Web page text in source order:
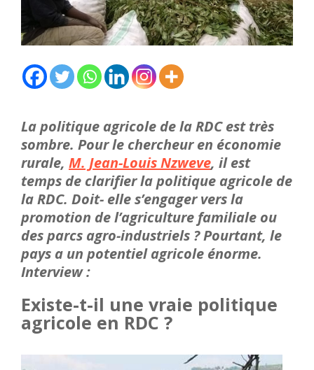
La politique agricole de la RDC est très
sombre. Pour le chercheur en économie
rurale, M. Jean-Louis Nzweve, il est
temps de clarifier la politique agricole de
la RDC. Doit- elle s’engager vers la
promotion de l’agriculture familiale ou
des parcs agro-industriels ? Pourtant, le
pays a un potentiel agricole énorme.
Interview :
Existe-t-il une vraie politique
agricole en RDC ?